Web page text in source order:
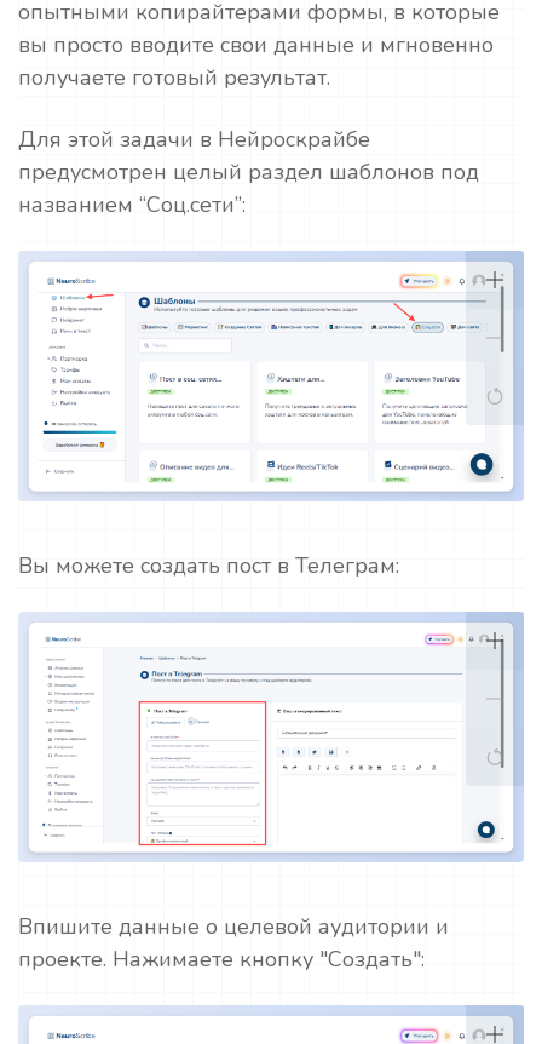
опытными копирайтерами формы, в которые
вы просто вводите свои данные и мгновенно
получаете готовый результат.
Для этой задачи в Нейроскрайбе
предусмотрен целый раздел шаблонов под
названием “Соц.сети”:
Вы можете создать пост в Телеграм:
Впишите данные о целевой аудитории и
проекте. Нажимаете кнопку "Создать":